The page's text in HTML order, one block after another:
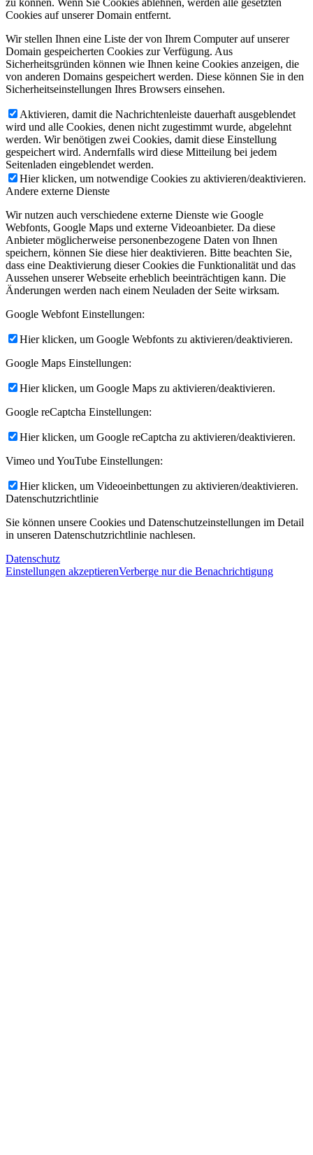
Cookies auf unserer Domain entfernt.
Wir stellen Ihnen eine Liste der von Ihrem Computer auf unserer
Domain gespeicherten Cookies zur Verfügung. Aus
Sicherheitsgründen können wie Ihnen keine Cookies anzeigen, die
von anderen Domains gespeichert werden. Diese können Sie in den
Sicherheitseinstellungen Ihres Browsers einsehen.
Aktivieren, damit die Nachrichtenleiste dauerhaft ausgeblendet
wird und alle Cookies, denen nicht zugestimmt wurde, abgelehnt
werden. Wir benötigen zwei Cookies, damit diese Einstellung
gespeichert wird. Andernfalls wird diese Mitteilung bei jedem
Seitenladen eingeblendet werden.
Hier klicken, um notwendige Cookies zu aktivieren/deaktivieren.
Andere externe Dienste
Wir nutzen auch verschiedene externe Dienste wie Google
Webfonts, Google Maps und externe Videoanbieter. Da diese
Anbieter möglicherweise personenbezogene Daten von Ihnen
speichern, können Sie diese hier deaktivieren. Bitte beachten Sie,
dass eine Deaktivierung dieser Cookies die Funktionalität und das
Aussehen unserer Webseite erheblich beeinträchtigen kann. Die
Änderungen werden nach einem Neuladen der Seite wirksam.
Google Webfont Einstellungen:
Hier klicken, um Google Webfonts zu aktivieren/deaktivieren.
Google Maps Einstellungen:
Hier klicken, um Google Maps zu aktivieren/deaktivieren.
Google reCaptcha Einstellungen:
Hier klicken, um Google reCaptcha zu aktivieren/deaktivieren.
Vimeo und YouTube Einstellungen:
Hier klicken, um Videoeinbettungen zu aktivieren/deaktivieren.
Datenschutzrichtlinie
Sie können unsere Cookies und Datenschutzeinstellungen im Detail
in unseren Datenschutzrichtlinie nachlesen.
Datenschutz
Einstellungen akzeptierenVerberge nur die Benachrichtigung